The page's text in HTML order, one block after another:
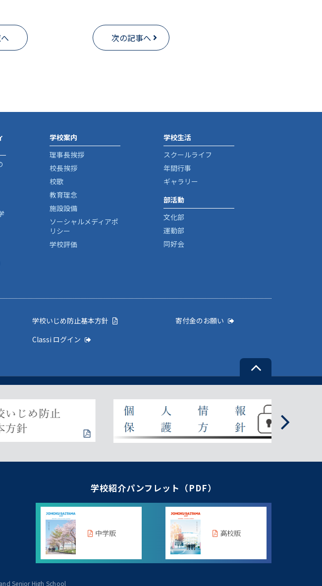
次の記事へ
学校案内
理事長挨拶
校長挨拶
校歌
教育理念
施設設備
ソーシャルメディアポ
リシー
学校評価
学校生活
スクールライフ
年間行事
ギャラリー
部活動
文化部
運動部
同好会
学校いじめ防止基本方針
Classi ログイン
寄付金のお願い
学校紹介パンフレット（PDF）
中学版 高校版
Senior High School